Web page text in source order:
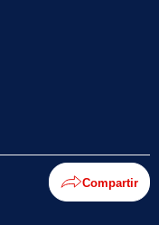
Compartir